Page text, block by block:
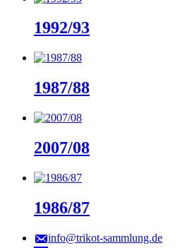
1992/93
1987/88
2007/08
1986/87
info@trikot-sammlung.de